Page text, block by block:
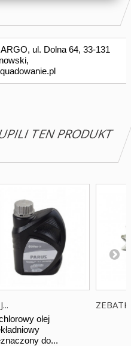
ul. Dolna 64, 33-131
TEN PRODUKT
olej
do...